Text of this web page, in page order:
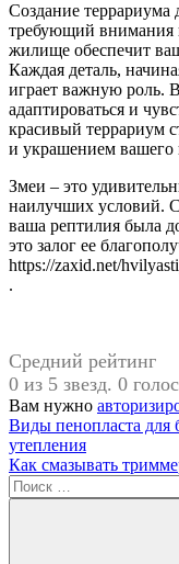
Создание террариума
требующий внимания
жилище обеспечит
Каждая деталь,
играет важную роль.
адаптироваться и
красивый террариум
и украшением вашего
Змеи – это
наилучших условий.
ваша рептилия была
это залог ее
https://zaxid.net/
.
Средний рейтинг
0 из 5 звезд. 0
Вам нужно
Навигация
по
записям
Предыдущая
запись:
Виды пенопласта для
утепления
Следующая
запись:
Как смазывать
Поиск
для: